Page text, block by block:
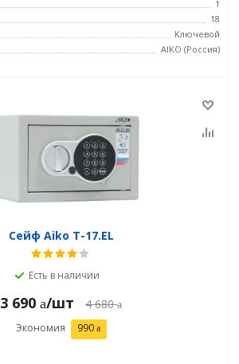
1
18
Ключевой
AIKO (Россия)
Сейф Aiko T-17.EL
Есть в наличии
3 690 /шт 4 680
Экономия 990